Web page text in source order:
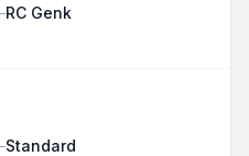
–RC Genk
–Standard